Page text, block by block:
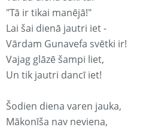
"Tā ir tikai manējā!"
Lai šai dienā jautri iet -
Vārdam Gunavefa svētki ir!
Vajag glāzē šampi liet,
Un tik jautri dancī iet!
Šodien diena varen jauka,
Mākonīša nav neviena,